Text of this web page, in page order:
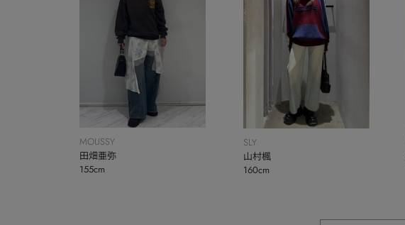
MOUSSY
田畑亜弥
155cm
SLY
山村楓
160cm